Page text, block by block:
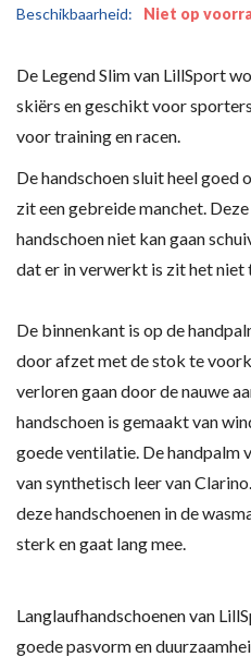
Beschikbaarheid: Niet op
De Legend Slim van LillSport
skiërs en geschikt voor
voor training en racen.
De handschoen sluit heel goed
zit een gebreide manchet.
handschoen niet kan gaan
dat er in verwerkt is zit het niet
De binnenkant is op de
door afzet met de stok te
verloren gaan door de nauwe
handschoen is gemaakt van
goede ventilatie. De handpalm
van synthetisch leer van
deze handschoenen in de
sterk en gaat lang mee.
Langlaufhandschoenen van
goede pasvorm en